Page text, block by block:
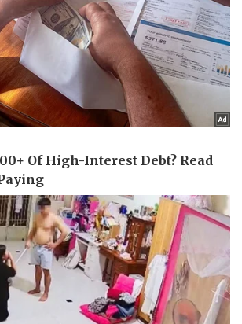
Quân sự - Quốc phòng
Vũ khí
Việt Nam
Phân tích